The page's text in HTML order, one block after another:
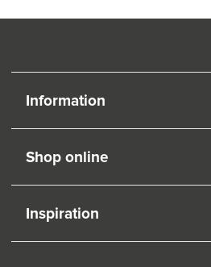
Information
Shop online
Inspiration